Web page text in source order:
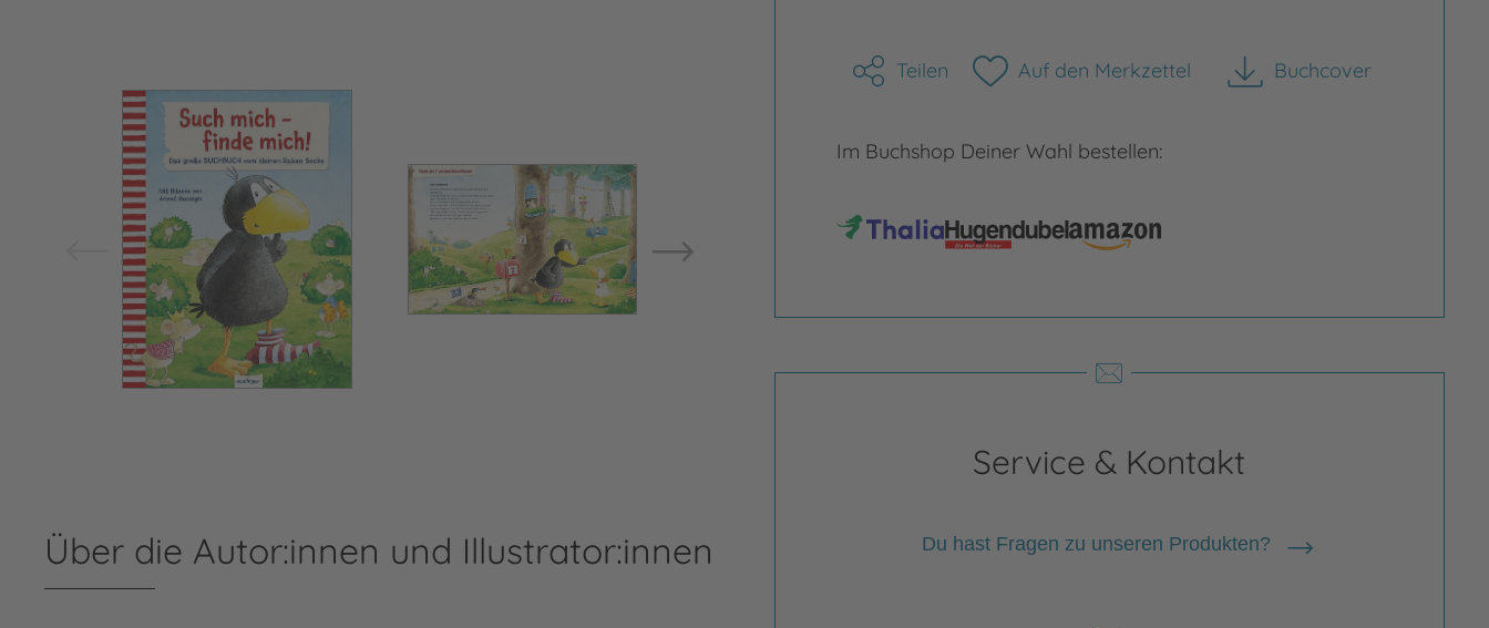
Teilen Auf den Merkzettel Buchcover
herunterladen
Im Buchshop Deiner Wahl bestellen:
Service & Kontakt
Du hast Fragen zu unseren Produkten?
Über die Autor:innen und Illustrator:innen